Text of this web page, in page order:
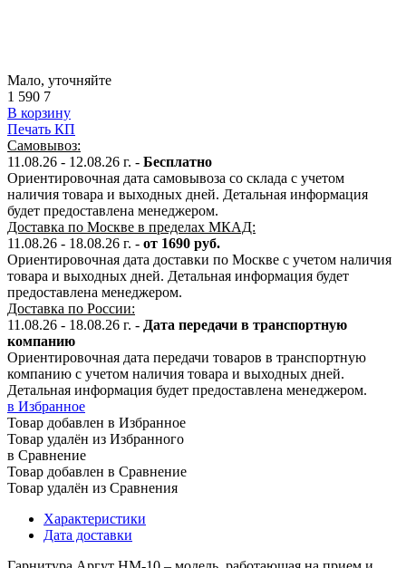
Мало, уточняйте
1 590 7
В корзину
Печать КП
Самовывоз:
11.08.26 - 12.08.26 г. - Бесплатно
Ориентировочная дата самовывоза со склада с учетом
наличия товара и выходных дней. Детальная информация
будет предоставлена менеджером.
Доставка по Москве в пределах МКАД:
11.08.26 - 18.08.26 г. - от 1690 руб.
Ориентировочная дата доставки по Москве с учетом наличия
товара и выходных дней. Детальная информация будет
предоставлена менеджером.
Доставка по России:
11.08.26 - 18.08.26 г. - Дата передачи в транспортную
компанию
Ориентировочная дата передачи товаров в транспортную
компанию с учетом наличия товара и выходных дней.
Детальная информация будет предоставлена менеджером.
в Избранное
Товар добавлен в Избранное
Товар удалён из Избранного
в Сравнение
Товар добавлен в Сравнение
Товар удалён из Сравнения
Характеристики
Дата доставки